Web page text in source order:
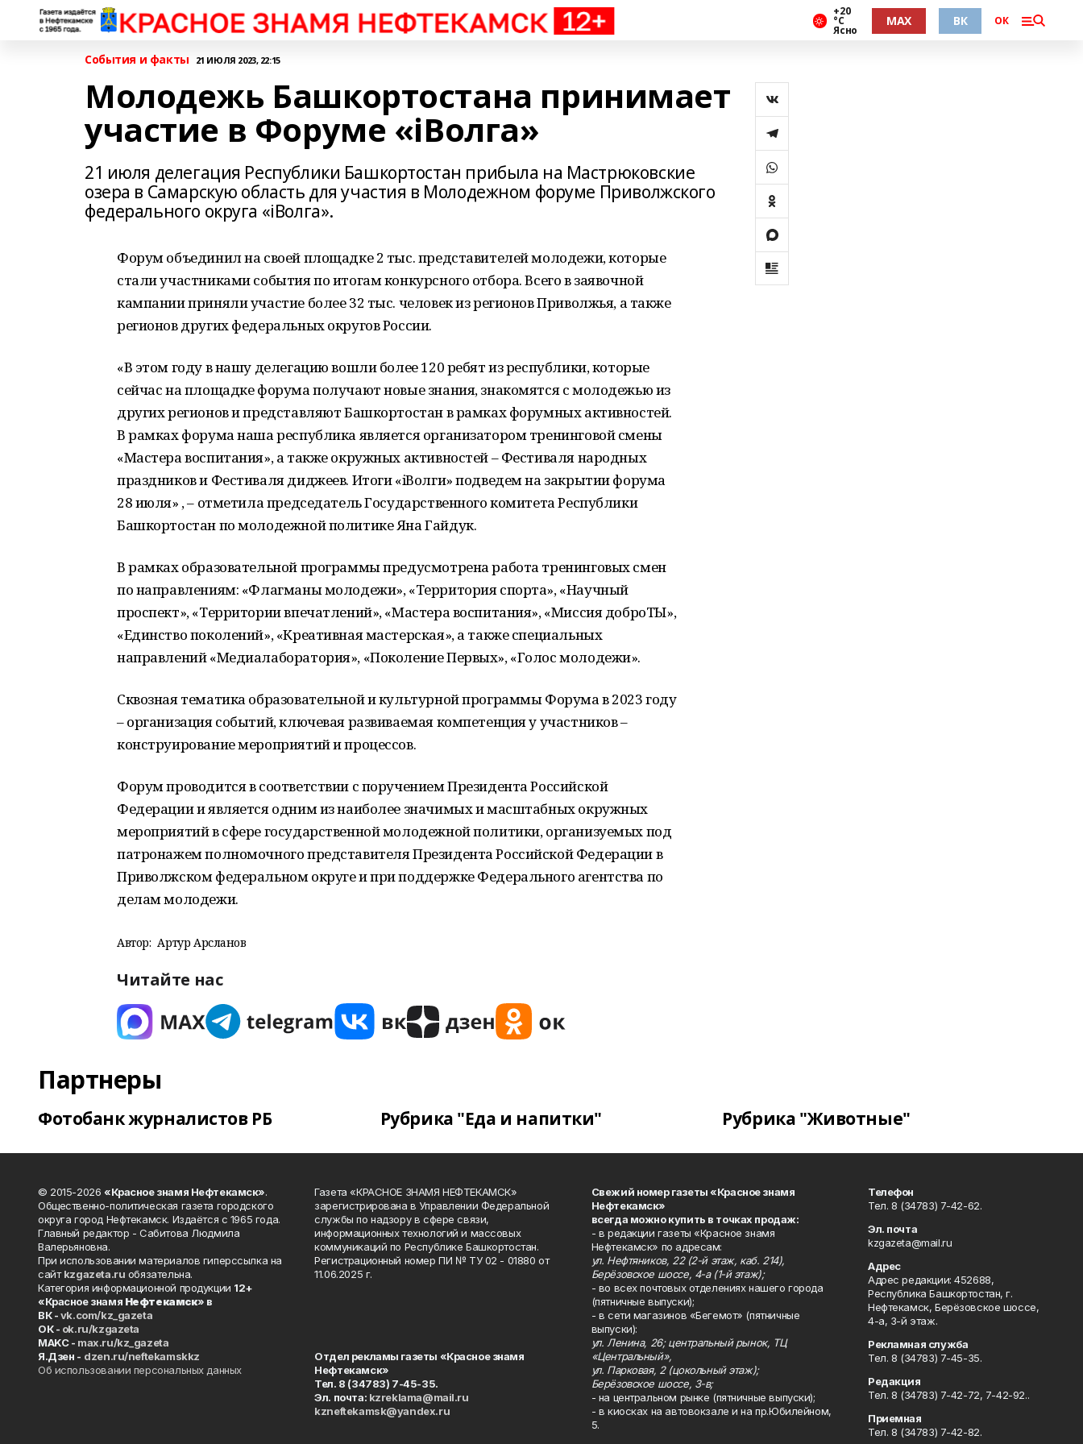
+20
°С
Ясно
MAX ВК ОК
События и факты 21 ИЮЛЯ 2023, 22:15
Молодежь Башкортостана принимает
участие в Форуме «iВолга»
21 июля делегация Республики Башкортостан прибыла на Мастрюковские
озера в Самарскую область для участия в Молодежном форуме Приволжского
федерального округа «iВолга».
Форум объединил на своей площадке 2 тыс. представителей молодежи, которые
стали участниками события по итогам конкурсного отбора. Всего в заявочной
кампании приняли участие более 32 тыс. человек из регионов Приволжья, а также
регионов других федеральных округов России.
«В этом году в нашу делегацию вошли более 120 ребят из республики, которые
сейчас на площадке форума получают новые знания, знакомятся с молодежью из
других регионов и представляют Башкортостан в рамках форумных активностей.
В рамках форума наша республика является организатором тренинговой смены
«Мастера воспитания», а также окружных активностей – Фестиваля народных
праздников и Фестиваля диджеев. Итоги «iВолги» подведем на закрытии форума
28 июля» , – отметила председатель Государственного комитета Республики
Башкортостан по молодежной политике Яна Гайдук.
В рамках образовательной программы предусмотрена работа тренинговых смен
по направлениям: «Флагманы молодежи», «Территория спорта», «Научный
проспект», «Территории впечатлений», «Мастера воспитания», «Миссия доброТЫ»,
«Единство поколений», «Креативная мастерская», а также специальных
направлений «Медиалаборатория», «Поколение Первых», «Голос молодежи».
Сквозная тематика образовательной и культурной программы Форума в 2023 году
– организация событий, ключевая развиваемая компетенция у участников –
конструирование мероприятий и процессов.
Форум проводится в соответствии с поручением Президента Российской
Федерации и является одним из наиболее значимых и масштабных окружных
мероприятий в сфере государственной молодежной политики, организуемых под
патронажем полномочного представителя Президента Российской Федерации в
Приволжском федеральном округе и при поддержке Федерального агентства по
делам молодежи.
Автор: Артур Арсланов
Читайте нас
Партнеры
Фотобанк журналистов РБ Рубрика "Еда и напитки" Рубрика "Животные"
© 2015-2026 «Красное знамя Нефтекамск».
Общественно-политическая газета городского
округа город Нефтекамск. Издаётся с 1965 года.
Главный редактор - Сабитова Людмила
Валерьяновна.
При использовании материалов гиперссылка на
сайтkzgazeta.ru обязательна.
Категория информационной продукции 12+
«Красное знамя Нефтекамск» в
ВК -vk.com/kz_gazeta
ОК - ok.ru/kzgazeta
MAKC - max.ru/kz_gazeta
Я.Дзен - dzen.ru/neftekamskkz
Об использовании персональных данных
Газета «КРАСНОЕ ЗНАМЯ НЕФТЕКАМСК»
зарегистрирована в Управлении Федеральной
службы по надзору в сфере связи,
информационных технологий и массовых
коммуникаций по Республике Башкортостан.
Регистрационный номер ПИ № ТУ 02 - 01880 от
11.06.2025 г.
Отдел рекламы газеты «Красное знамя
Нефтекамск»
Тел. 8 (34783) 7-45-35.
Эл. почта: kzreklama@mail.ru
kzneftekamsk@yandex.ru
Свежий номер газеты «Красное знамя
Нефтекамск»
всегда можно купить в точках продаж:
- в редакции газеты «Красное знамя
Нефтекамск» по адресам:
ул. Нефтяников, 22 (2-й этаж, каб. 214),
Берёзовское шоссе, 4-а (1-й этаж);
- во всех почтовых отделениях нашего города
(пятничные выпуски);
- в сети магазинов «Бегемот» (пятничные
выпуски):
ул. Ленина, 26; центральный рынок, ТЦ
«Центральный»,
ул. Парковая, 2 (цокольный этаж);
Берёзовское шоссе, 3-в;
- на центральном рынке (пятничные выпуски);
- в киосках на автовокзале и на пр.Юбилейном,
5.
Телефон
Тел. 8 (34783) 7-42-62.
Эл. почта
kzgazeta@mail.ru
Адрес
Адрес редакции: 452688,
Республика Башкортостан, г.
Нефтекамск, Берёзовское шоссе,
4-а, 3-й этаж.
Рекламная служба
Тел. 8 (34783) 7-45-35.
Редакция
Тел. 8 (34783) 7-42-72, 7-42-92..
Приемная
Тел. 8 (34783) 7-42-82.